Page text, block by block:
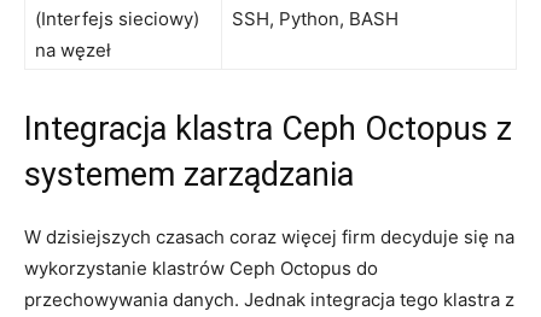
⁤(Interfejs‍ sieciowy)
na węzeł
SSH, Python, BASH
Integracja​ klastra Ceph Octopus ⁣z
systemem zarządzania
W dzisiejszych czasach coraz więcej firm decyduje⁢ się na
⁣wykorzystanie klastrów Ceph Octopus ⁤do⁤
przechowywania danych. Jednak integracja ​tego klastra z